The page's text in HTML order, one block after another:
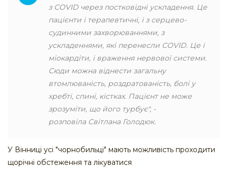
з COVID через постковідні ускладення. Це
пацієнти і терапевтичні, і з серцево-
судинними захворюваннями, з
ускладеннями, які перенесли COVID. Це і
міокардіти, і враження нервової системи.
Сюди можна віднести загальну
втомлюваність, роздратованість, болі у
хребті, спині, кістках. Пацієнт не може
зрозуміти, що його турбує", -
розповіла Світлана Голодюк.
У Вінниці усі "чорнобильці" мають можливість проходити
щорічні обстеження та лікуватися